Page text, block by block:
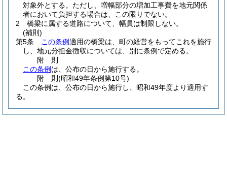
対象外とする。 ただし、増幅部分の増加工事費を地元関係
者において負担する場合は、この限りでない。
2
橋梁に属する道路について、幅員は制限しない。
(補則)
第5条
この条例適用の橋梁は、町の経営をもってこれを施行
し、地元分担金徴収については、別に条例で定める。
附 則
この条例 は、公布の日から施行する。
附 則(昭和49年条例第10号)
この条例は、公布の日から施行し、昭和49年度より適用す
る。